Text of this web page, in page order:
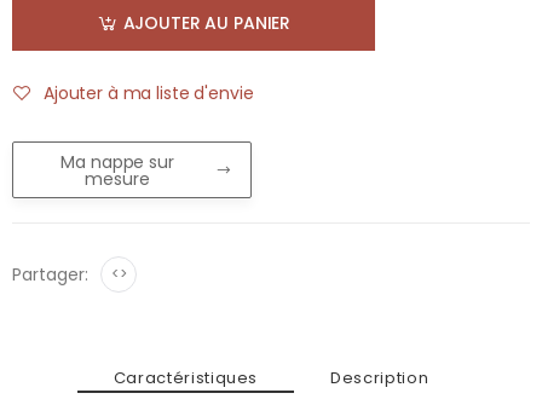
AJOUTER AU PANIER
Ajouter à ma liste d'envie
Ma nappe sur
mesure
Partager: <>
Caractéristiques
Description